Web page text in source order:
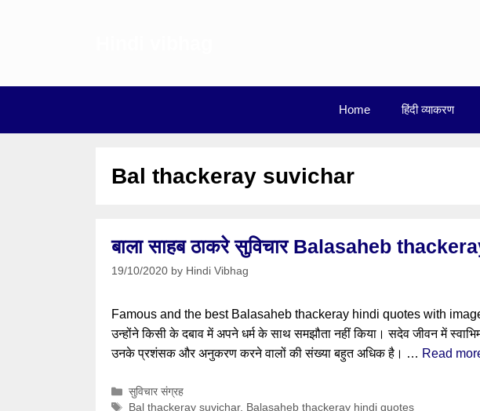
Home हिंदी व्याकरण
Bal thackeray suvichar
बाला साहब ठाकरे सुविचार Balasaheb
19/10/2020 by Hindi Vibhag
Famous and the best Balasaheb thackeray hindi quotes with
उन्होंने किसी के दबाव में अपने धर्म के साथ समझौता नहीं किया। सदेव जीवन में
उनके प्रशंसक और अनुकरण करने वालों की संख्या बहुत अधिक है। … Read
Categories
सुविचार संग्रह
Tags
Bal thackeray suvichar, Balasaheb thackeray hindi quotes